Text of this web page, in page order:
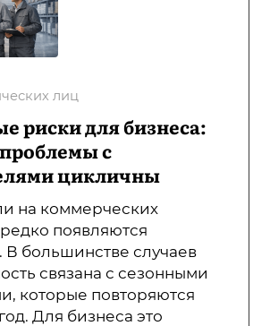
лиц
риски для бизнеса:
с
цикличны
на коммерческих
появляются
В большинстве случаев
связана с сезонными
которые повторяются
Для бизнеса это